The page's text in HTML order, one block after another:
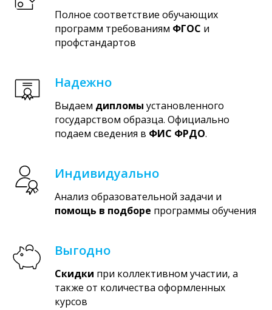
Полное соответствие обучающих
программ требованиям ФГОС и
профстандартов
Надежно
Выдаем дипломы установленного
государством образца. Официально
подаем сведения в ФИС ФРДО.
Индивидуально
Анализ образовательной задачи и
помощь в подборе программы обучения
Выгодно
Скидки при коллективном участии, а
также от количества оформленных
курсов